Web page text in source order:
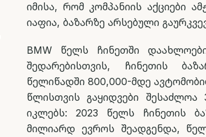
იმისა, რომ კომპანიის აქციები
იაფია, ბაზარზე არსებული
BMW წელს ჩინეთში
შედარებისთვის, ჩინეთის
წელიწადში 800,000-მდე
წლისთვის გაყიდვები შესაძლოა
იკლებს: 2023 წელს ჩინეთის
მილიარდ ევროს შეადგენდა,